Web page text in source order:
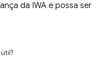
da IWA e possa ser